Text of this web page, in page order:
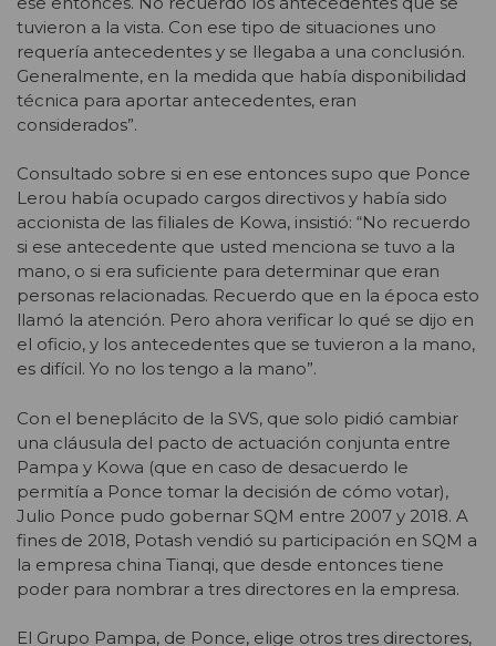
tuvieron a la vista. Con ese tipo de situaciones uno
requería antecedentes y se llegaba a una conclusión.
Generalmente, en la medida que había disponibilidad
técnica para aportar antecedentes, eran
considerados”.
Consultado sobre si en ese entonces supo que Ponce
Lerou había ocupado cargos directivos y había sido
accionista de las filiales de Kowa, insistió: “No recuerdo
si ese antecedente que usted menciona se tuvo a la
mano, o si era suficiente para determinar que eran
personas relacionadas. Recuerdo que en la época esto
llamó la atención. Pero ahora verificar lo qué se dijo en
el oficio, y los antecedentes que se tuvieron a la mano,
es difícil. Yo no los tengo a la mano”.
Con el beneplácito de la SVS, que solo pidió cambiar
una cláusula del pacto de actuación conjunta entre
Pampa y Kowa (que en caso de desacuerdo le
permitía a Ponce tomar la decisión de cómo votar),
Julio Ponce pudo gobernar SQM entre 2007 y 2018. A
fines de 2018, Potash vendió su participación en SQM a
la empresa china Tianqi, que desde entonces tiene
poder para nombrar a tres directores en la empresa.
El Grupo Pampa, de Ponce, elige otros tres directores,